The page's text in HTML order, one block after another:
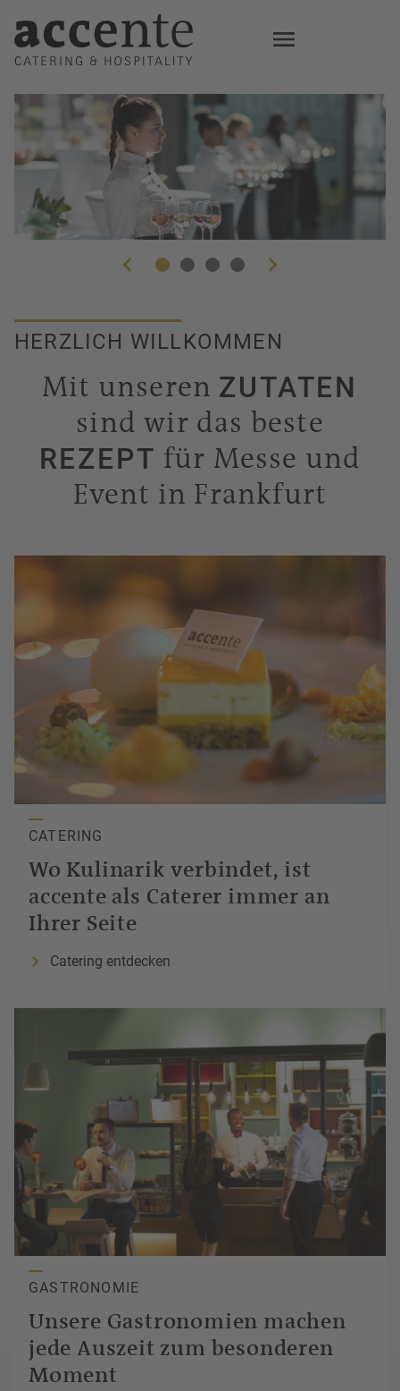
main
accente NEWSpepper
Aktuelle Ausgabe lesen
Karriere bei accente
Jetzt entdecken
HERZLICH WILLKOMMEN
Mit unseren ZUTATEN
sindwir das beste
REZEPT für Messe und
Event in Frankfurt
CATERING
Wo Kulinarik verbindet, ist
accente als Caterer immer an
Ihrer Seite
Catering entdecken
GASTRONOMIE
Unsere Gastronomien machen
jede Auszeit zum besonderen
Moment